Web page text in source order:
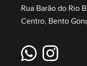
Rua Barão do Rio
Centro, Bento